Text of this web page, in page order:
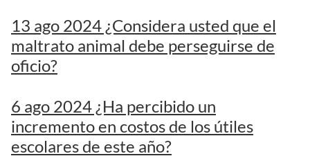
13 ago 2024 ¿Considera usted que el
maltrato animal debe perseguirse de
oficio?
6 ago 2024 ¿Ha percibido un
incremento en costos de los útiles
escolares de este año?